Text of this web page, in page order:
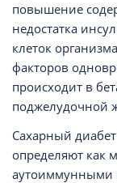
повышение
недостатка
клеток
факторов
происходит в
поджелудочной
Сахарный
определяют как
аутоиммунными